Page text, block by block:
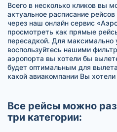
Всего в несколько кликов вы
актуальное расписание
через наш онлайн сервис
просмотреть как прямые
пересадкой. Для максимально
воспользуйтесь нашими
аэропорта вы хотели бы
будет оптимальным для
какой авиакомпании Вы
Все рейсы можно
три категории: